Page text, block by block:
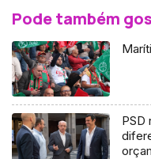
Pode também
PSD